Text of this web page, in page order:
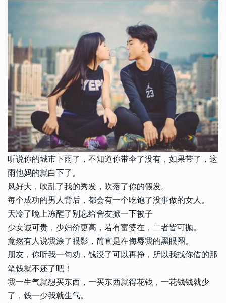
听说你的城市下雨了，不知道你带伞了没有，如果带了，这
雨他妈的就白下了。
风好大，吹乱了我的秀发，吹落了你的假发。
每个成功的男人背后，都会有一个吃饱了没事做的女人。
天冷了晚上冻醒了别忘给舍友掀一下被子
少女诚可贵，少妇价更高，若有富婆在，二者皆可抛。
竟然有人说我涂了眼影，简直是在侮辱我的黑眼圈。
朋友，你听我一句劝，钱没了可以再挣，所以我找你借的那
笔钱就不还了吧！
我一生气就想买东西，一买东西就得花钱，一花钱钱就少
了，钱一少我就生气。